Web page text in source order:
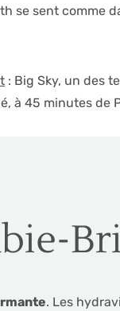
se sent comme
: Big Sky, un des
à 45 minutes de
. Les